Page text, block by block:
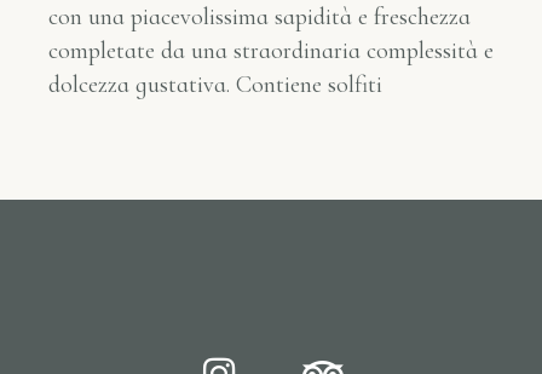
con una piacevolissima sapidità e freschezza
completate da una straordinaria complessità e
dolcezza gustativa. Contiene solfiti